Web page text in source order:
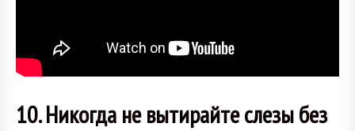
10. Никогда не вытирайте слезы без